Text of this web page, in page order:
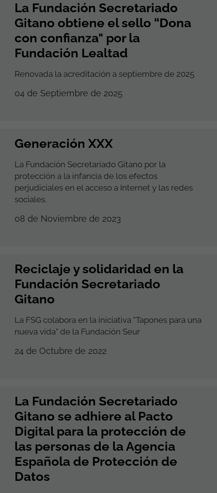
La Fundación Secretariado
Gitano obtiene el sello “Dona
con confianza" por la
Fundación Lealtad
Renovada la acreditación a septiembre de 2025
04 de Septiembre de 2025
Generación XXX
La Fundación Secretariado Gitano por la
protección a la infancia de los efectos
perjudiciales en el acceso a Internet y las redes
sociales.
08 de Noviembre de 2023
Reciclaje y solidaridad en la
Fundación Secretariado
Gitano
La FSG colabora en la iniciativa "Tapones para una
nueva vida" de la Fundación Seur
24 de Octubre de 2022
La Fundación Secretariado
Gitano se adhiere al Pacto
Digital para la protección de
las personas de la Agencia
Española de Protección de
Datos